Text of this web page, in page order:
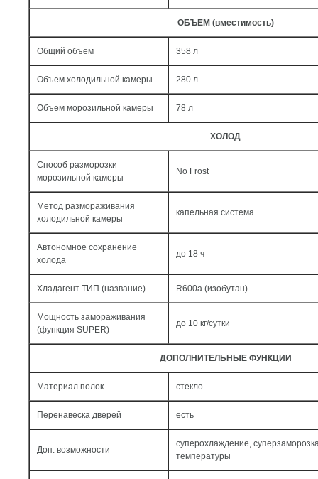
ОБЪЕМ (вместимость)
Общий объем 358 л
Объем холодильной камеры 280 л
Объем морозильной камеры 78 л
ХОЛОД
Способ разморозки
морозильной камеры
No Frost
Метод размораживания
холодильной камеры
капельная система
Автономное сохранение
холода
до 18 ч
Хладагент ТИП (название) R600a (изобутан)
Мощность замораживания
(функция SUPER)
до 10 кг/cутки
ДОПОЛНИТЕЛЬНЫЕ ФУНКЦИИ
Материал полок стекло
Перенавеска дверей есть
Доп. возможности
суперохлаждение,
температуры